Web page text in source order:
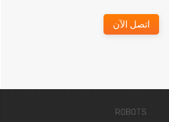
اتصل الآن
ROBOTS